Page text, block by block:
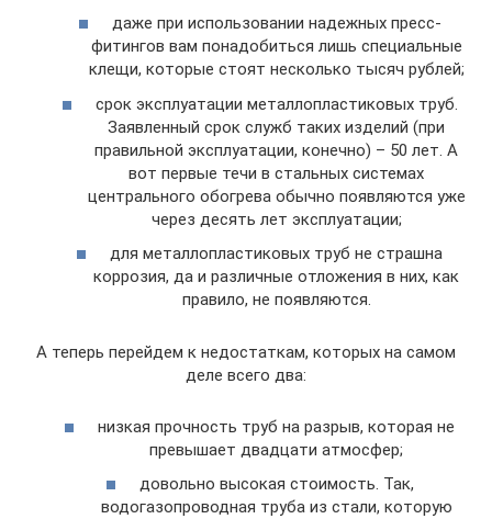
даже при использовании надежных пресс-
фитингов вам понадобиться лишь специальные
клещи, которые стоят несколько тысяч рублей;
срок эксплуатации металлопластиковых труб.
Заявленный срок служб таких изделий (при
правильной эксплуатации, конечно) – 50 лет. А
вот первые течи в стальных системах
центрального обогрева обычно появляются уже
через десять лет эксплуатации;
для металлопластиковых труб не страшна
коррозия, да и различные отложения в них, как
правило, не появляются.
А теперь перейдем к недостаткам, которых на самом
деле всего два:
низкая прочность труб на разрыв, которая не
превышает двадцати атмосфер;
довольно высокая стоимость. Так,
водогазопроводная труба из стали, которую